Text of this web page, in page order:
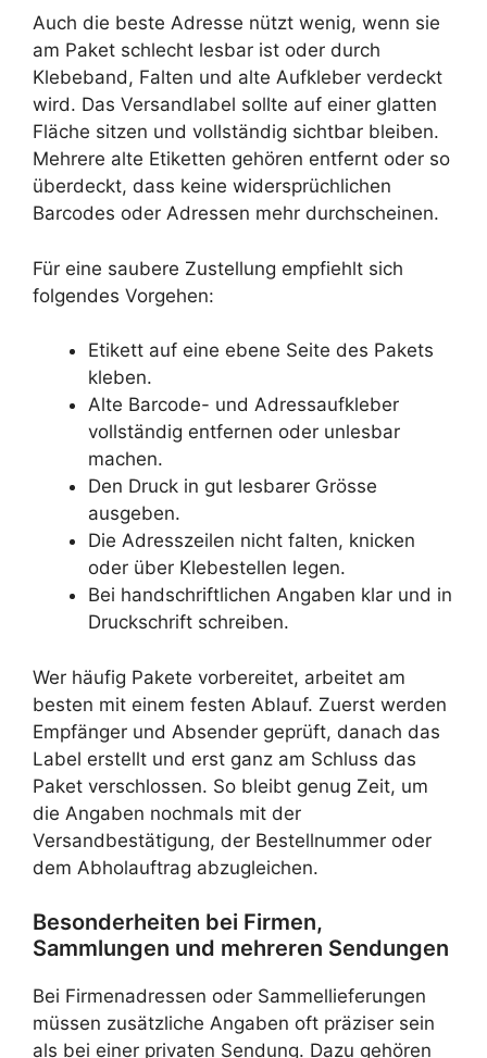
Auch die beste Adresse nützt wenig, wenn sie
am Paket schlecht lesbar ist oder durch
Klebeband, Falten und alte Aufkleber verdeckt
wird. Das Versandlabel sollte auf einer glatten
Fläche sitzen und vollständig sichtbar bleiben.
Mehrere alte Etiketten gehören entfernt oder so
überdeckt, dass keine widersprüchlichen
Barcodes oder Adressen mehr durchscheinen.
Für eine saubere Zustellung empfiehlt sich
folgendes Vorgehen:
Etikett auf eine ebene Seite des Pakets
kleben.
Alte Barcode- und Adressaufkleber
vollständig entfernen oder unlesbar
machen.
Den Druck in gut lesbarer Grösse
ausgeben.
Die Adresszeilen nicht falten, knicken
oder über Klebestellen legen.
Bei handschriftlichen Angaben klar und in
Druckschrift schreiben.
Wer häufig Pakete vorbereitet, arbeitet am
besten mit einem festen Ablauf. Zuerst werden
Empfänger und Absender geprüft, danach das
Label erstellt und erst ganz am Schluss das
Paket verschlossen. So bleibt genug Zeit, um
die Angaben nochmals mit der
Versandbestätigung, der Bestellnummer oder
dem Abholauftrag abzugleichen.
Besonderheiten bei Firmen,
Sammlungen und mehreren Sendungen
Bei Firmenadressen oder Sammellieferungen
müssen zusätzliche Angaben oft präziser sein
als bei einer privaten Sendung. Dazu gehören